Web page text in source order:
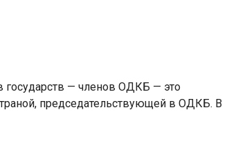
государств — членов ОДКБ — это
председательствующей в ОДКБ. В